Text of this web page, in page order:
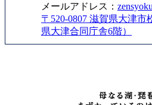
メールアドレス：
〒520-0807 滋賀県大津市
県大津合同庁舎6階）